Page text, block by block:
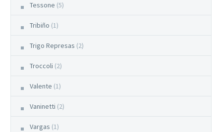
Tessone (5)
Tribiño (1)
Trigo Represas (2)
Troccoli (2)
Valente (1)
Vaninetti (2)
Vargas (1)